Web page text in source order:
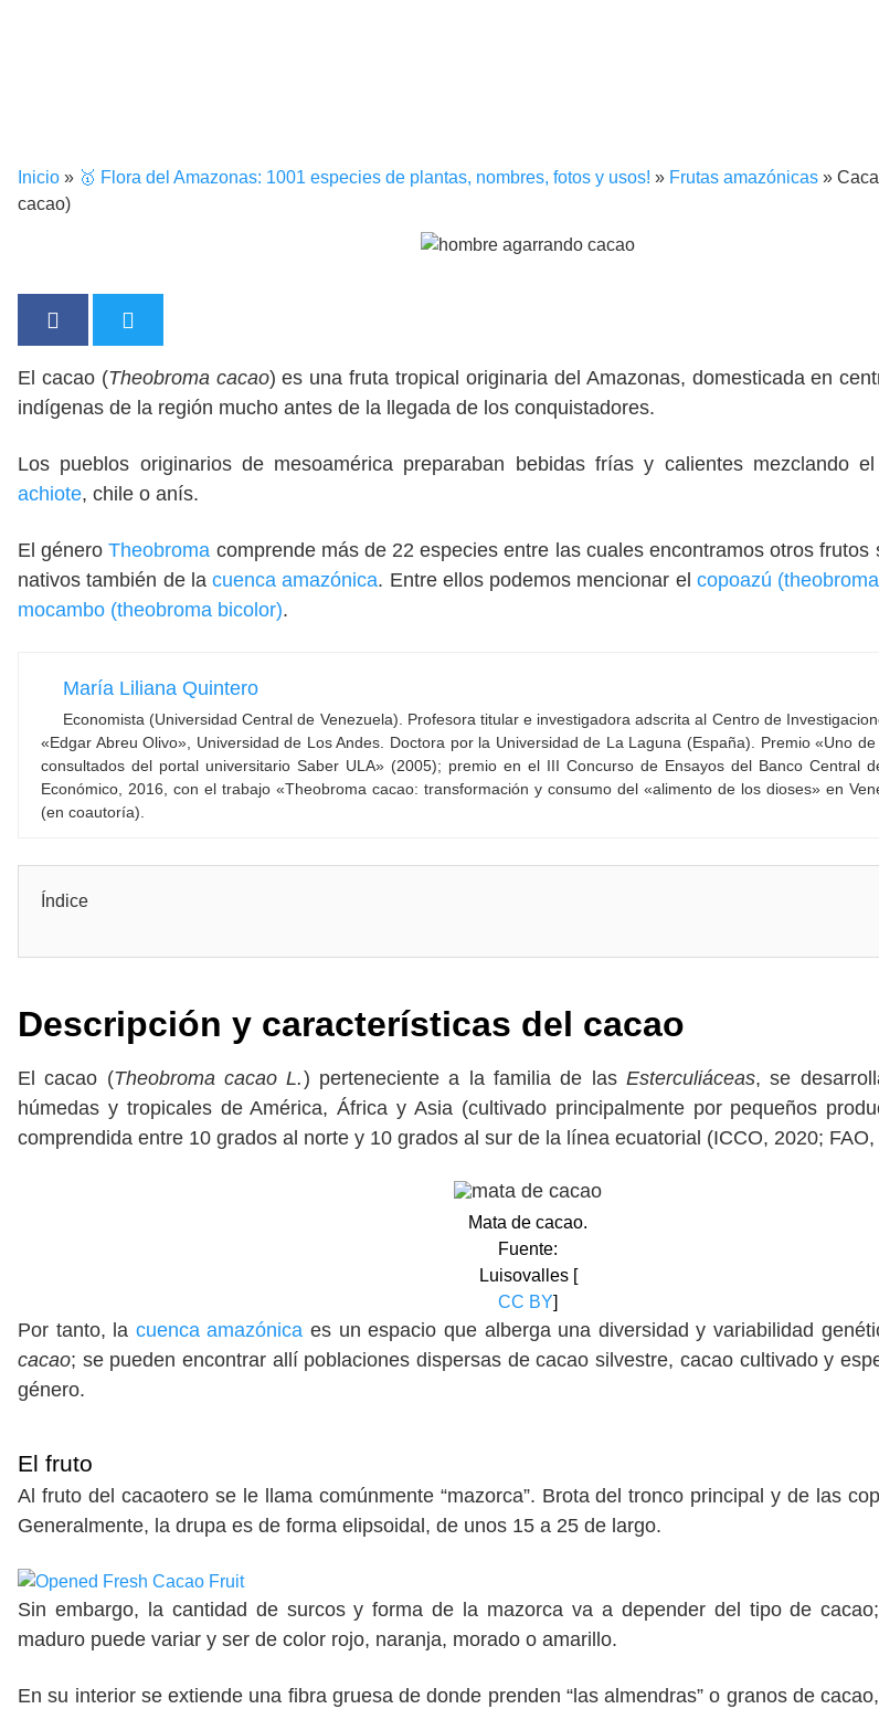
Inicio » 🥇 Flora del Amazonas: 1001 especies de plantas, nombres, fotos y usos! » Frutas amazónicas »
cacao)
El cacao (Theobroma cacao) es una fruta tropical originaria del Amazonas, domesticada en
indígenas de la región mucho antes de la llegada de los conquistadores.
Los pueblos originarios de mesoamérica preparaban bebidas frías y calientes mezclando
achiote, chile o anís.
El géneroTheobroma comprende más de 22 especies entre las cuales encontramos otros frutos
nativos también de lacuenca amazónica. Entre ellos podemos mencionar el copoazú
mocambo (theobroma bicolor).
María Liliana Quintero
Economista (Universidad Central de Venezuela). Profesora titular e investigadora adscrita al Centro de
«Edgar Abreu Olivo», Universidad de Los Andes. Doctora por la Universidad de La Laguna (España). Premio «Uno
consultados del portal universitario Saber ULA» (2005); premio en el III Concurso de Ensayos del Banco Central
Económico, 2016, con el trabajo «Theobroma cacao: transformación y consumo del «alimento de los dioses» en
(en coautoría).
Índice
Descripción y características del cacao
El cacao (Theobroma cacao L.) perteneciente a la familia de lasEsterculiáceas, se
húmedas y tropicales de América, África y Asia (cultivado principalmente por pequeños
comprendida entre 10 grados al norte y 10 grados al sur de la línea ecuatorial (ICCO, 2020; FAO,
Mata de cacao.
Fuente:
Luisovalles [
CC BY
Por tanto, la cuenca amazónica es un espacio que alberga una diversidad y variabilidad
cacao; se pueden encontrar allí poblaciones dispersas de cacao silvestre, cacao cultivado y
género.
El fruto
Al fruto del cacaotero se le llama comúnmente “mazorca”. Brota del tronco principal y de las
Generalmente, la drupa es de forma elipsoidal, de unos 15 a 25 de largo.
Sin embargo, la cantidad de surcos y forma de la mazorca va a depender del tipo de
maduro puede variar y ser de color rojo, naranja, morado o amarillo.
En su interior se extiende una fibra gruesa de donde prenden “las almendras” o granos de